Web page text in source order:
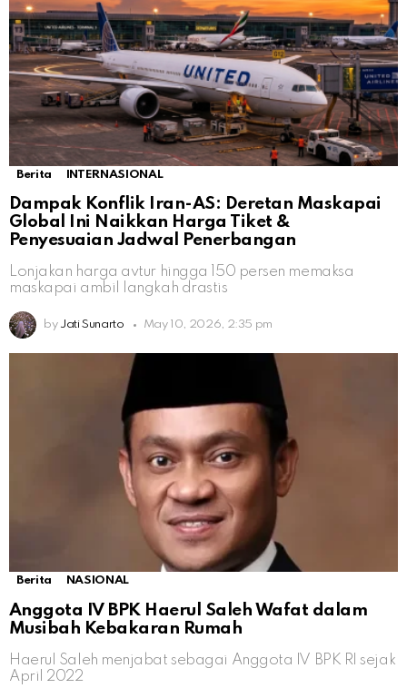
Berita INTERNASIONAL
Dampak Konflik Iran-AS: Deretan Maskapai
Global Ini Naikkan Harga Tiket &
Penyesuaian Jadwal Penerbangan
Lonjakan harga avtur hingga 150 persen memaksa
maskapai ambil langkah drastis
by Jati Sunarto May 10, 2026, 2:35 pm
Berita NASIONAL
Anggota IV BPK Haerul Saleh Wafat dalam
Musibah Kebakaran Rumah
Haerul Saleh menjabat sebagai Anggota IV BPK RI sejak
April 2022